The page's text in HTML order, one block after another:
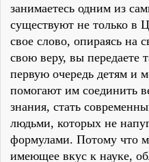
занимаетесь одним из
существуют не только в
свое слово, опираясь на
свою веру, вы передаете
первую очередь детям и
помогают им соединить
знания, стать
людьми, которых не
формулами. Потому что
имеющее вкус к науке,